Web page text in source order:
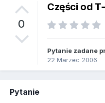
0
Części od
Pytanie zadane
22 Marzec 2006
Pytanie